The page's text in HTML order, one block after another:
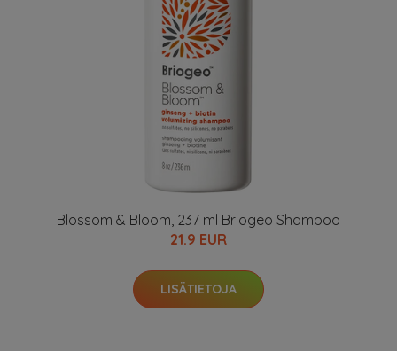
Blossom & Bloom, 237 ml Briogeo Shampoo
21.9 EUR
LISÄTIETOJA